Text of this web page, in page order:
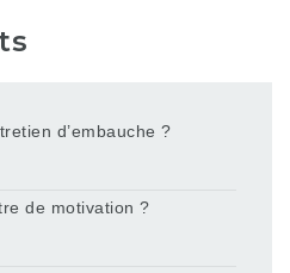
d’embauche ?
de motivation ?